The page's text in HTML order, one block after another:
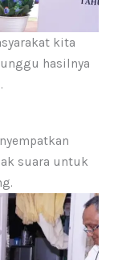
kita
hasilnya
suara untuk